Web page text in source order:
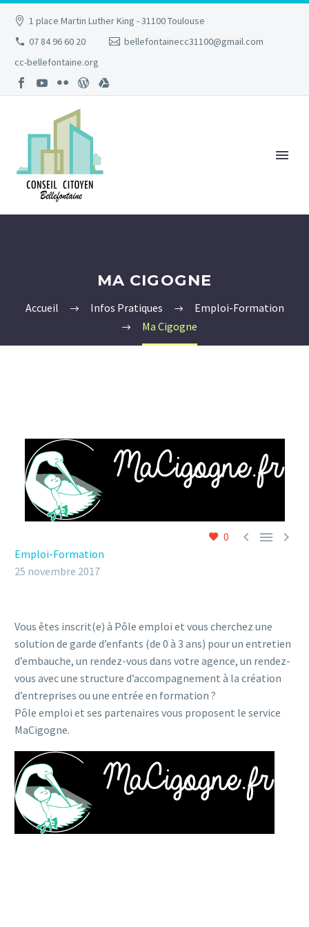
1 place Martin Luther King - 31100 Toulouse
07 84 96 60 20
bellefontainecc31100@gmail.com
cc-bellefontaine.org
MA CIGOGNE
Accueil Infos Pratiques
Emploi-Formation
Ma Cigogne
0   
Emploi-Formation
25 novembre 2017
Vous êtes inscrit(e) à Pôle emploi et vous cherchez une
solution de garde d’enfants (de 0 à 3 ans) pour un entretien
d’embauche, un rendez-vous dans votre agence, un rendez-
vous avec une structure d’accompagnement à la création
d’entreprises ou une entrée en formation ?
Pôle emploi et ses partenaires vous proposent le service
MaCigogne.